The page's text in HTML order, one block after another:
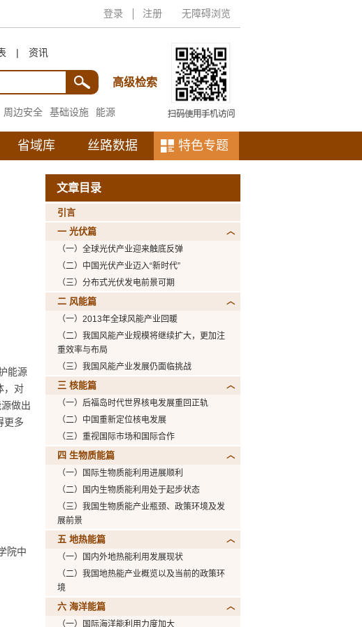
登录 注册 无障碍浏览
| 资讯
高级检索
周边安全 基础设施
能源
省域库 丝路数据 特色专题
能源
，对
做出
更多
院中
文章目录
引言
一 光伏篇
（一）全球光伏产业迎来触底反弹
（二）中国光伏产业迈入“新时代”
（三）分布式光伏发电前景可期
二 风能篇
（一）2013年全球风能产业回暖
（二）我国风能产业规模将继续扩大，更加注
重效率与布局
（三）我国风能产业发展仍面临挑战
三 核能篇
（一）后福岛时代世界核电发展重回正轨
（二）中国重新定位核电发展
（三）重视国际市场和国际合作
四 生物质能篇
（一）国际生物质能利用进展顺利
（二）国内生物质能利用处于起步状态
（三）我国生物质能产业瓶颈、政策环境及发
展前景
五 地热能篇
（一）国内外地热能利用发展现状
（二）我国地热能产业概览以及当前的政策环
境
六 海洋能篇
（一）国际海洋能利用力度加大